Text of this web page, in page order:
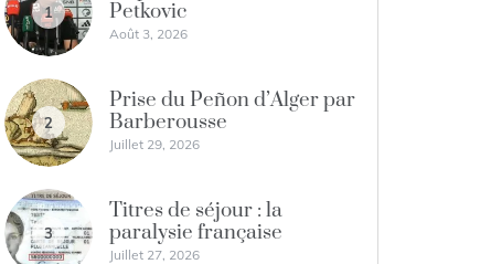
1
Petkovic
Août 3, 2026
2
Prise du Peñon d’Alger par
Barberousse
Juillet 29, 2026
3
Titres de séjour : la
paralysie française
Juillet 27, 2026